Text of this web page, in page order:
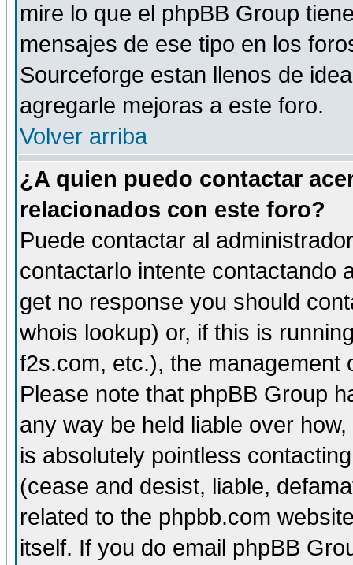
mire lo que el phpBB Group
mensajes de ese tipo en los
Sourceforge estan llenos de
agregarle mejoras a este foro.
Volver arriba
¿A quien puedo contactar
relacionados con este foro?
Puede contactar al
contactarlo intente contactando
get no response you should
whois lookup) or, if this is
f2s.com, etc.), the management
Please note that phpBB Group
any way be held liable over
is absolutely pointless
(cease and desist, liable,
related to the phpbb.com
itself. If you do email phpBB